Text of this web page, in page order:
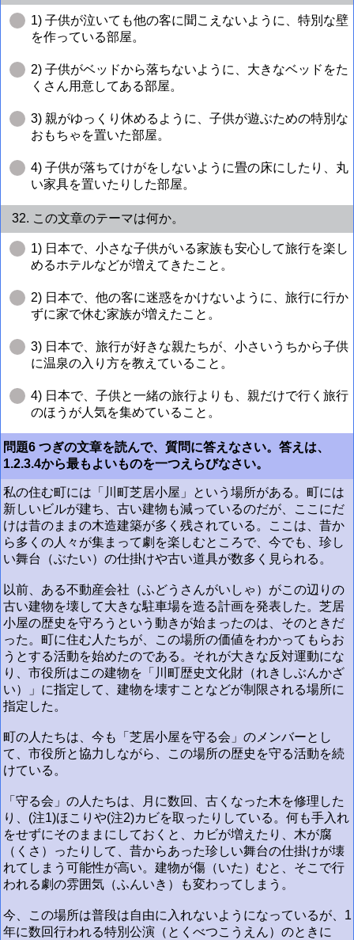
1) 子供が泣いても他の客に聞こえないように、特別な壁
を作っている部屋。
2) 子供がベッドから落ちないように、大きなベッドをた
くさん用意してある部屋。
3) 親がゆっくり休めるように、子供が遊ぶための特別な
おもちゃを置いた部屋。
4) 子供が落ちてけがをしないように畳の床にしたり、丸
い家具を置いたりした部屋。
32. この文章のテーマは何か。
1) 日本で、小さな子供がいる家族も安心して旅行を楽し
めるホテルなどが増えてきたこと。
2) 日本で、他の客に迷惑をかけないように、旅行に行か
ずに家で休む家族が増えたこと。
3) 日本で、旅行が好きな親たちが、小さいうちから子供
に温泉の入り方を教えていること。
4) 日本で、子供と一緒の旅行よりも、親だけで行く旅行
のほうが人気を集めていること。
問題6 つぎの文章を読んで、質問に答えなさい。答えは、
1.2.3.4から最もよいものを一つえらびなさい。
私の住む町には「川町芝居小屋」という場所がある。町には
新しいビルが建ち、古い建物も減っているのだが、ここにだ
けは昔のままの木造建築が多く残されている。ここは、昔か
ら多くの人々が集まって劇を楽しむところで、今でも、珍し
い舞台（ぶたい）の仕掛けや古い道具が数多く見られる。
以前、ある不動産会社（ふどうさんがいしゃ）がこの辺りの
古い建物を壊して大きな駐車場を造る計画を発表した。芝居
小屋の歴史を守ろうという動きが始まったのは、そのときだ
った。町に住む人たちが、この場所の価値をわかってもらお
うとする活動を始めたのである。それが大きな反対運動にな
り、市役所はこの建物を「川町歴史文化財（れきしぶんかざ
い）」に指定して、建物を壊すことなどが制限される場所に
指定した。
町の人たちは、今も「芝居小屋を守る会」のメンバーとし
て、市役所と協力しながら、この場所の歴史を守る活動を続
けている。
「守る会」の人たちは、月に数回、古くなった木を修理した
り、(注1)ほこりや(注2)カビを取ったりしている。何も手入れ
をせずにそのままにしておくと、カビが増えたり、木が腐
（くさ）ったりして、昔からあった珍しい舞台の仕掛けが壊
れてしまう可能性が高い。建物が傷（いた）むと、そこで行
われる劇の雰囲気（ふんいき）も変わってしまう。
今、この場所は普段は自由に入れないようになっているが、1
年に数回行われる特別公演（とくべつこうえん）のときに